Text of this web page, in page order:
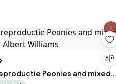
Peonies and mixed